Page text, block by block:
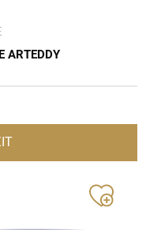
ARTEDDY